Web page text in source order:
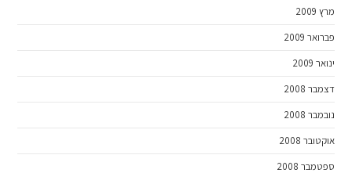
מרץ 2009
פברואר 2009
ינואר 2009
דצמבר 2008
נובמבר 2008
אוקטובר 2008
ספטמבר 2008